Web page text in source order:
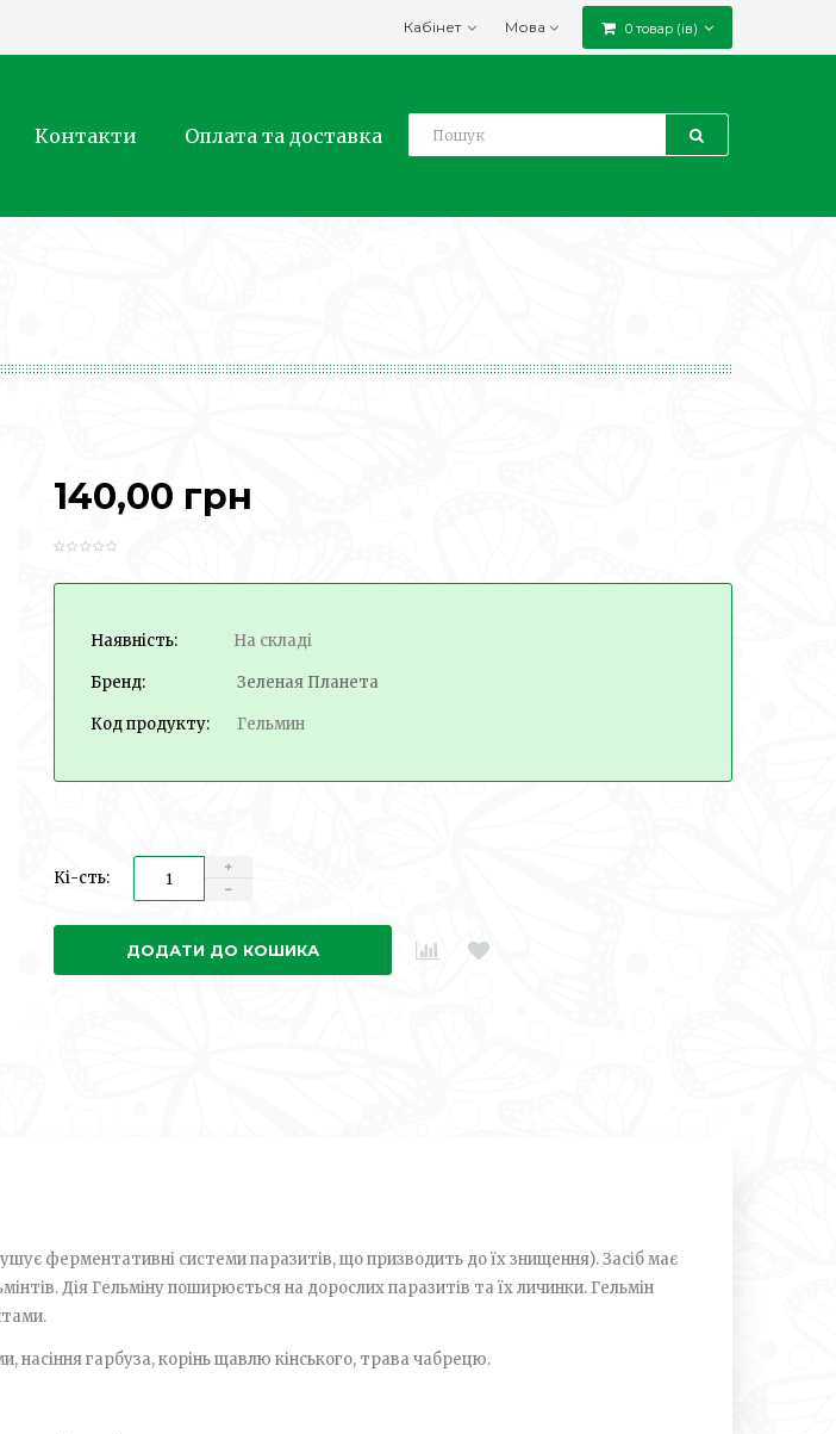
0 товар (ів)
Мова
Кабінет
Контакти Оплата та доставка
140,00 грн
Наявність: На складі
Бренд: Зеленая Планета
Код продукту: Гельмин
Кі-сть:
ДОДАТИ ДО КОШИКА
ферментативні системи паразитів, що призводить до їх знищення). Засіб має
Дія Гельміну поширюється на дорослих паразитів та їх личинки. Гельмін
насіння гарбуза, корінь щавлю кінського, трава чабрецю.